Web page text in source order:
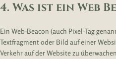
4. Was ist ein Web
Ein Web-Beacon (auch Pixel-Tag
Textfragment oder Bild auf einer
Verkehr auf der Website zu